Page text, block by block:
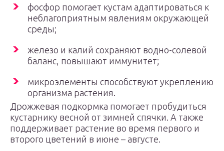
фосфор помогает кустам адаптироваться к
неблагоприятным явлениям окружающей
среды;
железо и калий сохраняют водно-солевой
баланс, повышают иммунитет;
микроэлементы способствуют укреплению
организма растения.
Дрожжевая подкормка помогает пробудиться
кустарнику весной от зимней спячки. А также
поддерживает растение во время первого и
второго цветений в июне – августе.